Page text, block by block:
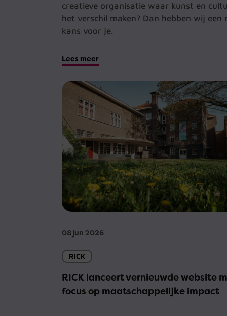
creatieve organisatie waar kunst en
het verschil maken? Dan hebben wij een
kans voor je.
Lees meer
08 jun 2026
RICK
RICK lanceert vernieuwde website
focus op maatschappelijke impact